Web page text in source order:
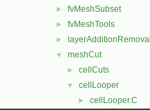
► fvMeshSubset
► fvMeshTools
► layerAdditionRemoval
▼ meshCut
► cellCuts
▼ cellLooper
► cellLooper.C